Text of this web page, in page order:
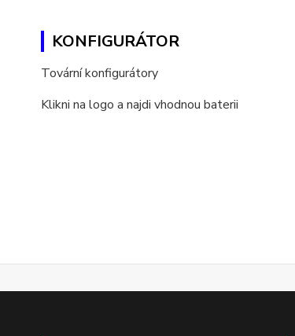
KONFIGURÁTOR
Tovární konfigurátory
Klikni na logo a najdi vhodnou baterii